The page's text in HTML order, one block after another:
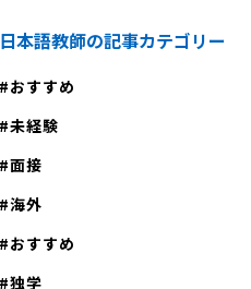
日本語教師の記事カテゴリー
おすすめ
未経験
面接
海外
おすすめ
独学